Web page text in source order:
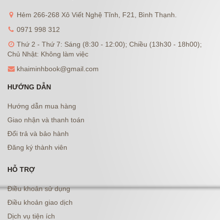
Hẻm 266-268 Xô Viết Nghệ Tĩnh, F21, Bình Thạnh.
0971 998 312
Thứ 2 - Thứ 7: Sáng (8:30 - 12:00); Chiều (13h30 - 18h00);
Chủ Nhật: Không làm việc
khaiminhbook@gmail.com
HƯỚNG DẪN
Hướng dẫn mua hàng
Giao nhận và thanh toán
Đổi trả và bảo hành
Đăng ký thành viên
HỖ TRỢ
Điều khoản sử dụng
Điều khoản giao dịch
Dịch vụ tiện ích